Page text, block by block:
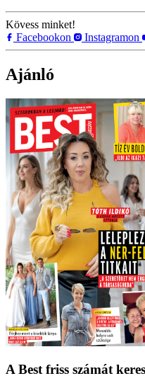
Kövess minket!
Facebookon
Instagramon
Ajánló
A Best friss számát